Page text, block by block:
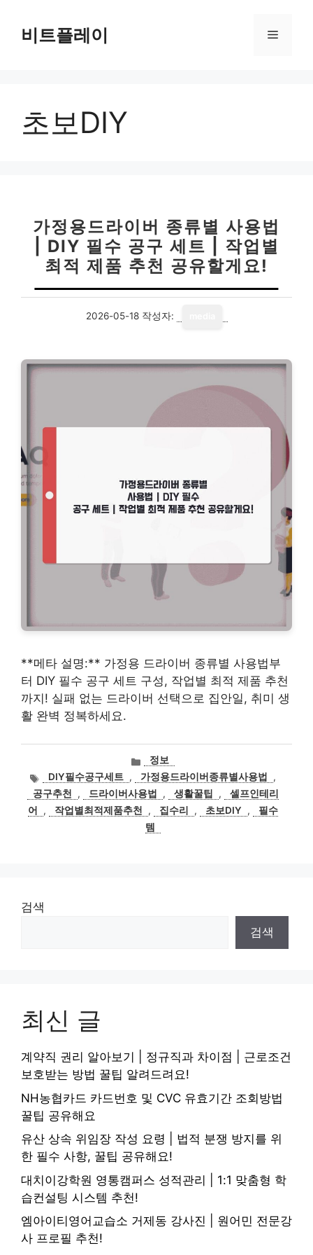
비트플레이 메
초보DIY
가정용드라이버 종류별 사용법
| DIY 필수 공구 세트 | 작업별
최적 제품 추천 공유할게요!
2026-05-18 작성자:
**메타 설명:** 가정용 드라이버 종류별 사용법부
터 DIY 필수 공구 세트 구성, 작업별 최적 제품 추천
까지! 실패 없는 드라이버 선택으로 집안일, 취미 생
활 완벽 정복하세요.
카
테
고
리
정보
태
그
DIY필수공구세트 , 가정용드라이버종류별사용법
,
공구추천
, 드라이버사용법 , 생활꿀팁 ,
셀프인테리
어
, 작업별최적제품추천 , 집수리 , 초보DIY ,
필수
템
검색
검색
최신 글
계약직 권리 알아보기 | 정규직과 차이점 | 근로조건
보호받는 방법 꿀팁 알려드려요!
NH농협카드 카드번호 및 CVC 유효기간 조회방법
꿀팁 공유해요
유산 상속 위임장 작성 요령 | 법적 분쟁 방지를 위
한 필수 사항, 꿀팁 공유해요!
대치이강학원 영통캠퍼스 성적관리 | 1:1 맞춤형 학
습컨설팅 시스템 추천!
엠아이티영어교습소 거제동 강사진 | 원어민 전문강
사 프로필 추천!